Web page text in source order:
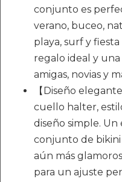
conjunto es
verano, buceo,
playa, surf y
regalo ideal y una
amigas, novias y
【Diseño
cuello halter,
diseño simple.
conjunto de bikini
aún más
para un ajuste